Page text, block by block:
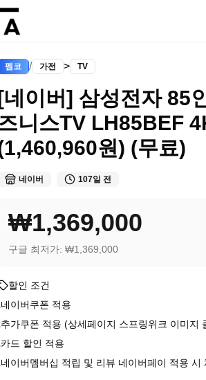
펨코 / 가전 > TV
[네이버] 삼성전자 85
니스TV LH85BEF
원) (무료)
네이버 107일 전
₩1,369,000
구글 최저가: ₩1,369,000
할인 조건
네이버쿠폰 적용
추가쿠폰 적용 (상세페이지 스프링위크 이미지
카드 할인 적용
네이버멤버십 적립 및 리뷰 네이버페이 적용 시